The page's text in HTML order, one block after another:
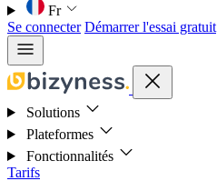
Fr
Se connecter Démarrer l'essai gratuit
Solutions
Plateformes
Fonctionnalités
Tarifs